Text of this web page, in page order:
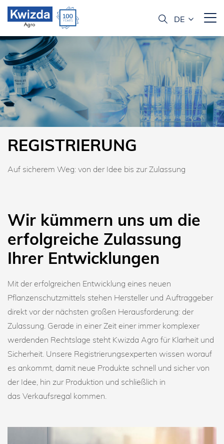
REGISTRIERUNG
Auf sicherem Weg: von der Idee bis zur Zulassung
Wir kümmern uns um die
erfolgreiche Zulassung
Ihrer Entwicklungen
Mit der erfolgreichen Entwicklung eines neuen
Pflanzenschutzmittels stehen Hersteller und Auftraggeber
direkt vor der nächsten großen Herausforderung: der
Zulassung. Gerade in einer Zeit einer immer komplexer
werdenden Rechtslage steht Kwizda Agro für Klarheit und
Sicherheit. Unsere Registrierungsexperten wissen worauf
es ankommt, damit neue Produkte schnell und sicher von
der Idee, hin zur Produktion und schließlich in
das Verkaufsregal kommen.